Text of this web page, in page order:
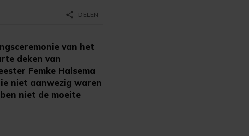
van het
deken van
Femke Halsema
niet aanwezig waren
niet de moeite
share DELEN